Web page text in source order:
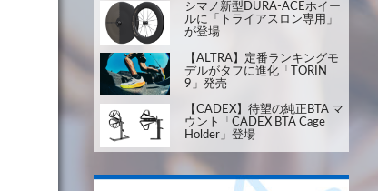
シマノ新型DURA-ACEホイー
ルに「トライアスロン専用」
が登場
【ALTRA】定番ランキングモ
デルがタフに進化「TORIN
9」発売
【CADEX】待望の純正BTA マ
ウント「CADEX BTA Cage
Holder」登場